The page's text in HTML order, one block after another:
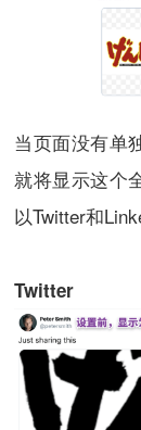
当页面没有单
就将显示这个
以Twitter和
Twitter